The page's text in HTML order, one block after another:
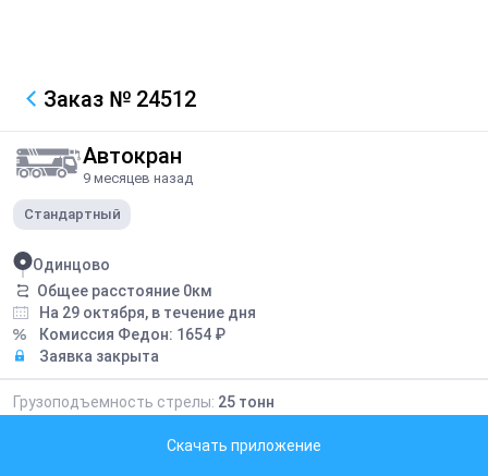
Заказ № 24512
Автокран
9 месяцев назад
Стандартный
Одинцово
Общее расстояние 0км
На 29 октября, в течение дня
Комиссия Федон: 1654 ₽
Заявка закрыта
Грузоподъемность стрелы: 25 тонн
Скачать приложение